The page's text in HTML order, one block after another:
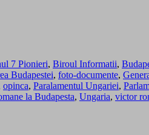
7 Pionieri, Biroul Informatii,
Budapestei, foto-documente,
opinca, Paralamentul Ungariei,
la Budapesta, Ungaria, victor